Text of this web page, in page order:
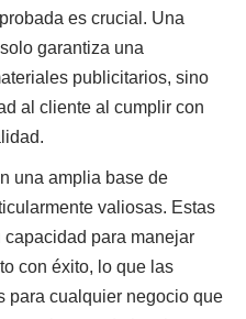
es crucial. Una
garantiza una
publicitarios, sino
al cliente al cumplir con
una amplia base de
valiosas. Estas
para manejar
con éxito, lo que las
para cualquier negocio que